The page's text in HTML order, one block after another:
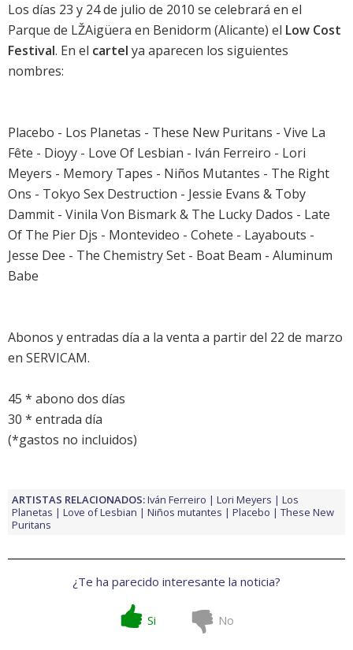
Los días 23 y 24 de julio de 2010 se celebrará en el
Parque de LŽAigüera en Benidorm (Alicante) el Low Cost
Festival. En el cartel ya aparecen los siguientes
nombres:
Placebo - Los Planetas - These New Puritans - Vive La
Fête - Dioyy - Love Of Lesbian - Iván Ferreiro - Lori
Meyers - Memory Tapes - Niños Mutantes - The Right
Ons - Tokyo Sex Destruction - Jessie Evans & Toby
Dammit - Vinila Von Bismark & The Lucky Dados - Late
Of The Pier Djs - Montevideo - Cohete - Layabouts -
Jesse Dee - The Chemistry Set - Boat Beam - Aluminum
Babe
Abonos y entradas día a la venta a partir del 22 de marzo
en SERVICAM.
45 * abono dos días
30 * entrada día
(*gastos no incluidos)
ARTISTAS RELACIONADOS:Iván Ferreiro Lori Meyers
Los
Planetas
Love of Lesbian Niños mutantes Placebo
These New
Puritans
¿Te ha parecido interesante la noticia?
Si No